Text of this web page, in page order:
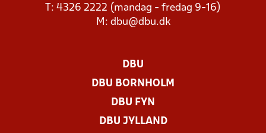
T: 4326 2222 (mandag - fredag 9-16)
M: dbu@dbu.dk
DBU
DBU BORNHOLM
DBU FYN
DBU JYLLAND